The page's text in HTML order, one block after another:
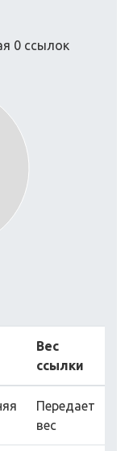
0 ссылок
Вес
ссылки
Передает
вес